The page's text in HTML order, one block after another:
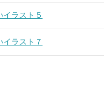
ラスト５
ラスト７